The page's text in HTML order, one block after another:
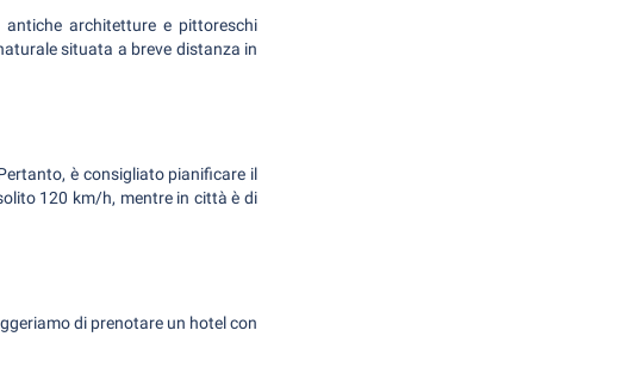
architetture e pittoreschi
situata a breve distanza in
è consigliato pianificare il
120 km/h, mentre in città è di
di prenotare un hotel con